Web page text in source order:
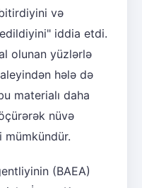
və
iddia etdi.
olunan yüzlərlə
hələ də
materialı daha
nüvə
mümkündür.
(BAEA)